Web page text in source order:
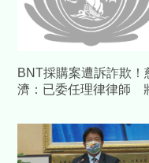
BNT採購案遭訴詐欺！
濟：已委任理律律師